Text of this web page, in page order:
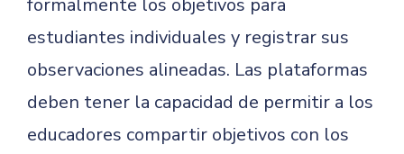
formalmente los objetivos para
estudiantes individuales y registrar sus
observaciones alineadas. Las plataformas
deben tener la capacidad de permitir a los
educadores compartir objetivos con los